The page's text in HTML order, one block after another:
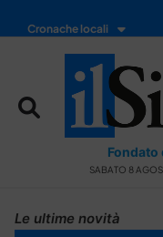
Cronache locali
Fondato
SABATO 8
Le ultime novità